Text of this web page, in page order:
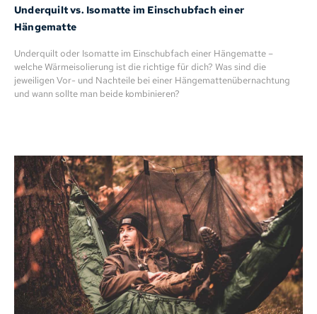
Underquilt vs. Isomatte im Einschubfach einer
Hängematte
Underquilt oder Isomatte im Einschubfach einer Hängematte –
welche Wärmeisolierung ist die richtige für dich? Was sind die
jeweiligen Vor- und Nachteile bei einer Hängemattenübernachtung
und wann sollte man beide kombinieren?